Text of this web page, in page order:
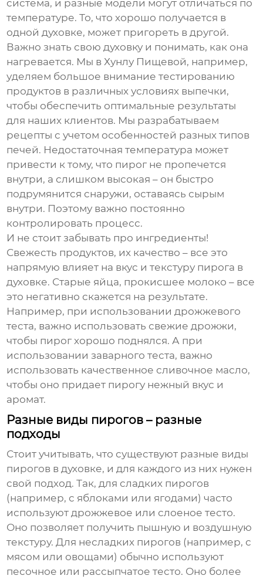
система, и разные модели могут отличаться по
температуре. То, что хорошо получается в
одной духовке, может пригореть в другой.
Важно знать свою духовку и понимать, как она
нагревается. Мы в Хунлу Пищевой, например,
уделяем большое внимание тестированию
продуктов в различных условиях выпечки,
чтобы обеспечить оптимальные результаты
для наших клиентов. Мы разрабатываем
рецепты с учетом особенностей разных типов
печей. Недостаточная температура может
привести к тому, что пирог не пропечется
внутри, а слишком высокая – он быстро
подрумянится снаружи, оставаясь сырым
внутри. Поэтому важно постоянно
контролировать процесс.
И не стоит забывать про ингредиенты!
Свежесть продуктов, их качество – все это
напрямую влияет на вкус и текстуру пирога в
духовке. Старые яйца, прокисшее молоко – все
это негативно скажется на результате.
Например, при использовании дрожжевого
теста, важно использовать свежие дрожжи,
чтобы пирог хорошо поднялся. А при
использовании заварного теста, важно
использовать качественное сливочное масло,
чтобы оно придает пирогу нежный вкус и
аромат.
Разные виды пирогов – разные
подходы
Стоит учитывать, что существуют разные виды
пирогов в духовке, и для каждого из них нужен
свой подход. Так, для сладких пирогов
(например, с яблоками или ягодами) часто
используют дрожжевое или слоеное тесто.
Оно позволяет получить пышную и воздушную
текстуру. Для несладких пирогов (например, с
мясом или овощами) обычно используют
песочное или рассыпчатое тесто. Оно более